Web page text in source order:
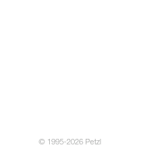
© 1995-2026 Petzl